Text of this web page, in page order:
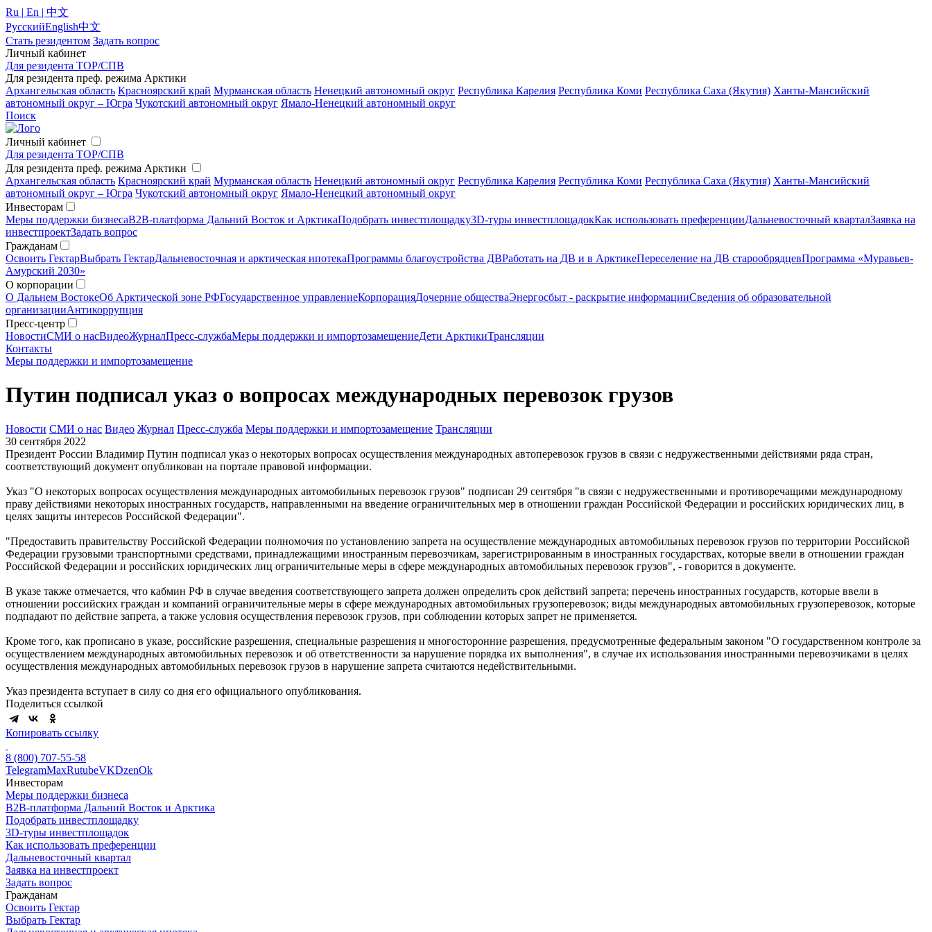
Ru | En | 中文
РусскийEnglish中文
Стать резидентом Задать вопрос
Личный кабинет
Для резидента ТОР/СПВ
Для резидента преф. режима Арктики
Архангельская область Красноярский край Мурманская область Ненецкий автономный округ Республика Карелия Республика Коми Республика Саха (Якутия) Ханты-Мансийский
автономный округ – Югра Чукотский автономный округ Ямало-Ненецкий автономный округ
Поиск
Личный кабинет
Для резидента ТОР/СПВ
Для резидента преф. режима Арктики
Архангельская область Красноярский край Мурманская область Ненецкий автономный округ Республика Карелия Республика Коми Республика Саха (Якутия) Ханты-Мансийский
автономный округ – Югра Чукотский автономный округ Ямало-Ненецкий автономный округ
Инвесторам
Меры поддержки бизнесаB2B-платформа Дальний Восток и АрктикаПодобрать инвестплощадку3D-туры инвестплощадокКак использовать преференцииДальневосточный кварталЗаявка на
инвестпроектЗадать вопрос
Гражданам
Освоить ГектарВыбрать ГектарДальневосточная и арктическая ипотекаПрограммы благоустройства ДВРаботать на ДВ и в АрктикеПереселение на ДВ старообрядцевПрограмма «Муравьев-
Амурский 2030»
О корпорации
О Дальнем ВостокеОб Арктической зоне РФГосударственное управлениеКорпорацияДочерние обществаЭнергосбыт - раскрытие информацииСведения об образовательной
организацииАнтикоррупция
Пресс-центр
НовостиСМИ о насВидеоЖурналПресс-службаМеры поддержки и импортозамещениеДети АрктикиТрансляции
Контакты
Меры поддержки и импортозамещение
Путин подписал указ о вопросах международных перевозок грузов
Новости СМИ о нас Видео Журнал Пресс-служба Меры поддержки и импортозамещение Трансляции
30 сентября 2022
Президент России Владимир Путин подписал указ о некоторых вопросах осуществления международных автоперевозок грузов в связи с недружественными действиями ряда стран,
соответствующий документ опубликован на портале правовой информации.
Указ "О некоторых вопросах осуществления международных автомобильных перевозок грузов" подписан 29 сентября "в связи с недружественными и противоречащими международному
праву действиями некоторых иностранных государств, направленными на введение ограничительных мер в отношении граждан Российской Федерации и российских юридических лиц, в
целях защиты интересов Российской Федерации".
"Предоставить правительству Российской Федерации полномочия по установлению запрета на осуществление международных автомобильных перевозок грузов по территории Российской
Федерации грузовыми транспортными средствами, принадлежащими иностранным перевозчикам, зарегистрированным в иностранных государствах, которые ввели в отношении граждан
Российской Федерации и российских юридических лиц ограничительные меры в сфере международных автомобильных перевозок грузов", - говорится в документе.
В указе также отмечается, что кабмин РФ в случае введения соответствующего запрета должен определить срок действий запрета; перечень иностранных государств, которые ввели в
отношении российских граждан и компаний ограничительные меры в сфере международных автомобильных грузоперевозок; виды международных автомобильных грузоперевозок, которые
подпадают по действие запрета, а также условия осуществления перевозок грузов, при соблюдении которых запрет не применяется.
Кроме того, как прописано в указе, российские разрешения, специальные разрешения и многосторонние разрешения, предусмотренные федеральным законом "О государственном контроле за
осуществлением международных автомобильных перевозок и об ответственности за нарушение порядка их выполнения", в случае их использования иностранными перевозчиками в целях
осуществления международных автомобильных перевозок грузов в нарушение запрета считаются недействительными.
Указ президента вступает в силу со дня его официального опубликования.
Поделиться ссылкой
Копировать ссылку
8 (800) 707-55-58
TelegramMaxRutubeVKDzenOk
Инвесторам
Меры поддержки бизнеса
B2B-платформа Дальний Восток и Арктика
Подобрать инвестплощадку
3D-туры инвестплощадок
Как использовать преференции
Дальневосточный квартал
Заявка на инвестпроект
Задать вопрос
Гражданам
Освоить Гектар
Выбрать Гектар